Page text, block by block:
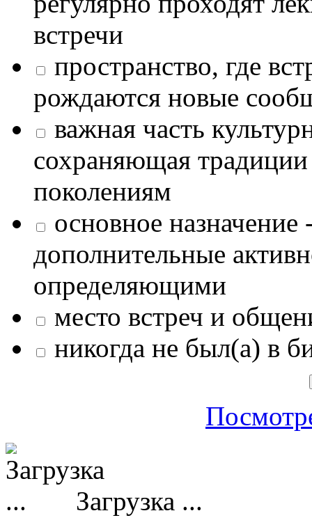
встречи
пространство, где
рождаются новые
важная часть
сохраняющая
поколениям
основное назначение
дополнительные
определяющими
место встреч и
никогда не был(а) в
Загрузка ...